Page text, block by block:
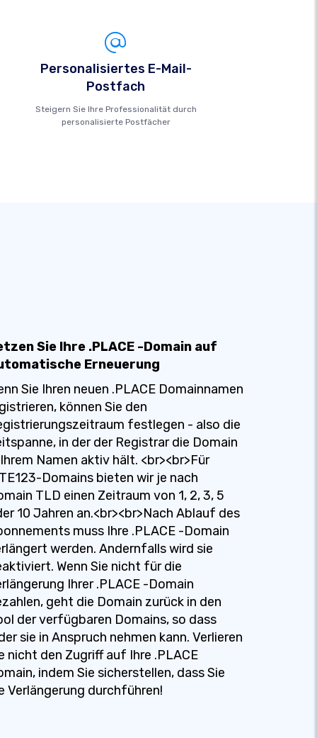
Personalisiertes E-Mail-
Postfach
Steigern Sie Ihre Professionalität durch
personalisierte Postfächer
Sie Ihre .PLACE -Domain auf
Erneuerung
Sie Ihren neuen .PLACE Domainnamen
können Sie den
festlegen - also die
in der der Registrar die Domain
Namen aktiv hält. <br><br>Für
Domains bieten wir je nach
TLD einen Zeitraum von 1, 2, 3, 5
10 Jahren an.<br><br>Nach Ablauf des
muss Ihre .PLACE -Domain
werden. Andernfalls wird sie
Wenn Sie nicht für die
Ihrer .PLACE -Domain
geht die Domain zurück in den
der verfügbaren Domains, so dass
sie in Anspruch nehmen kann. Verlieren
nicht den Zugriff auf Ihre .PLACE
indem Sie sicherstellen, dass Sie
Verlängerung durchführen!